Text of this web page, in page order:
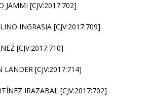
JAMMI [CJV:2017:702]
INGRASIA [CJV:2017:709]
[CJV:2017:710]
LANDER [CJV:2017:714]
IRAZABAL [CJV:2017:702]